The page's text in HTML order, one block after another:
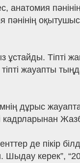
анатомия
пәнінің
ұстайды.
жауапты
дұрыс
кадрларынан
де пікір
керек”,